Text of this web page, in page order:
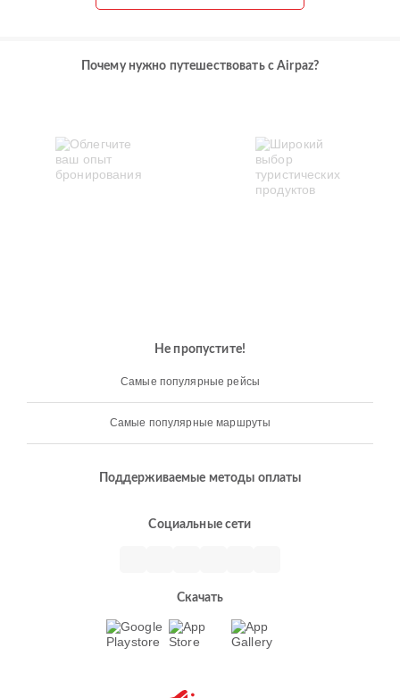
Почему нужно путешествовать с Airpaz?
Не пропустите!
Самые популярные рейсы
Самые популярные маршруты
Поддерживаемые методы оплаты
Социальные сети
Скачать